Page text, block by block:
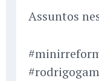
Assuntos